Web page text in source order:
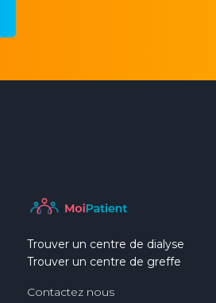
Trouver un centre de dialyse
Trouver un centre de greffe
Contactez nous